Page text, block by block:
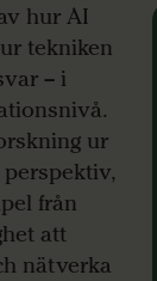
hur AI
tekniken
– i
ur
från
att
nätverka